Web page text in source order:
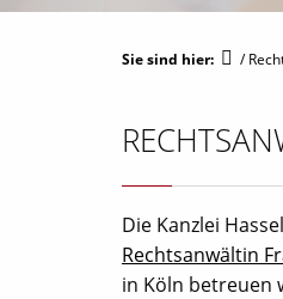
Sie sind hier: /
Die Kanzlei
Rechtsanwältin
in Köln betreuen